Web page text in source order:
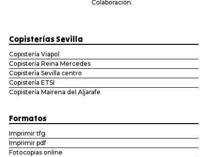
Colaboración.
Copisterías Sevilla
Copistería Viapol
Copistería Reina Mercedes
Copistería Sevilla centro
Copistería ETSI
Copistería Mairena del Aljarafe
Formatos
Imprimir tfg
Imprimir pdf
Fotocopias online